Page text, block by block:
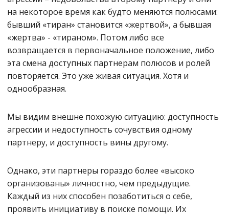
на некоторое время как будто меняются полюсами:
бывший «тиран» становится «жертвой», а бывшая
«жертва» - «тираном». Потом либо все
возвращается в первоначальное положение, либо
эта смена доступных партнерам полюсов и ролей
повторяется. Это уже живая ситуация. Хотя и
однообразная.
Мы видим внешне похожую ситуацию: доступность
агрессии и недоступность сочувствия одному
партнеру, и доступность вины другому.
Однако, эти партнеры гораздо более «высоко
организованы» личностно, чем предыдущие.
Каждый из них способен позаботиться о себе,
проявить инициативу в поиске помощи. Их